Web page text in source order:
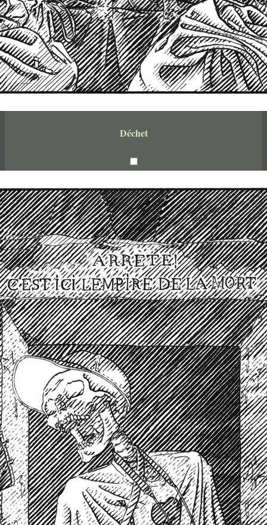
Déchet
encre noire sur papier
14,8 x 21cm
2023
Étapes: